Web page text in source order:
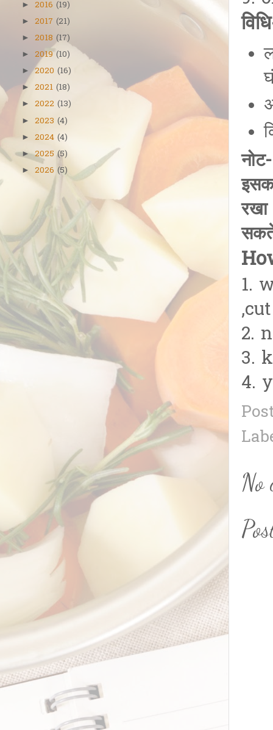
1.
2.
3.
4.
No
► 2016 (19)
► 2017 (21)
► 2018 (17)
► 2019 (10)
►2020 (16)
► 2021 (18)
► 2022 (13)
► 2023 (4)
► 2024 (4)
►2025 (5)
► 2026 (5)